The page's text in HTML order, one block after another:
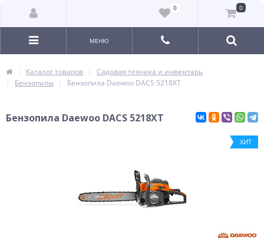
0 0
МЕНЮ
Каталог товаров
Садовая техника и инвентарь
Бензопилы
Бензопила Daewoo DACS 5218XT
Бензопила Daewoo DACS 5218XT
ХИТ